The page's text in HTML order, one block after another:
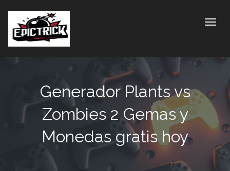
Generador Plants vs
Zombies 2 Gemas y
Monedas gratis hoy